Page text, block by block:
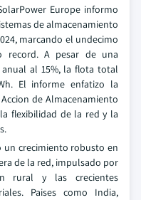
Europe informo
de almacenamiento
marcando el undecimo
record. A pesar de una
al 15%, la flota total
El informe enfatizo la
de Almacenamiento
flexibilidad de la red y la
un crecimiento robusto en
de la red, impulsado por
rural y las crecientes
Paises como India,